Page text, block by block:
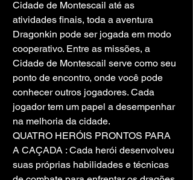
Cidade de Montescail até as
atividades finais, toda a aventura
Dragonkin pode ser jogada em modo
cooperativo. Entre as missões, a
Cidade de Montescail serve como seu
ponto de encontro, onde você pode
conhecer outros jogadores. Cada
jogador tem um papel a desempenhar
na melhoria da cidade.
QUATRO HERÓIS PRONTOS PARA
A CAÇADA : Cada herói desenvolveu
suas próprias habilidades e técnicas